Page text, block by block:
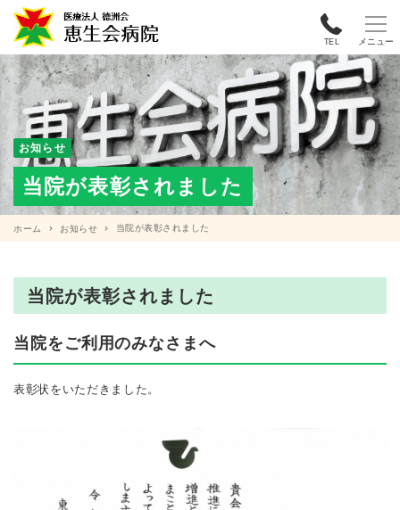
TEL メニュー
お知らせ
当院が表彰されました
ホーム お知らせ 当院が表彰されました
当院が表彰されました
当院をご利用のみなさまへ
表彰状をいただきました。